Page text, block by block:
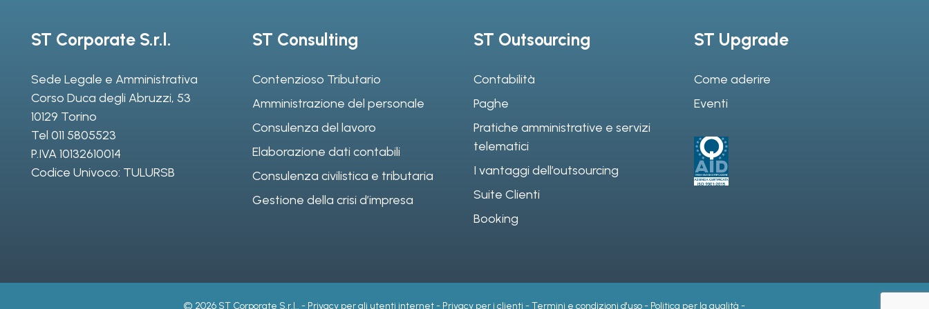
ST Corporate S.r.l.
Sede Legale e Amministrativa
Corso Duca degli Abruzzi, 53
10129 Torino
Tel 011 5805523
P.IVA 10132610014
Codice Univoco: TULURSB
ST Consulting
Contenzioso Tributario
Amministrazione del personale
Consulenza del lavoro
Elaborazione dati contabili
Consulenza civilistica e tributaria
Gestione della crisi d’impresa
ST Outsourcing
Contabilità
Paghe
Pratiche amministrative e servizi
telematici
I vantaggi dell’outsourcing
Suite Clienti
Booking
ST Upgrade
Come aderire
Eventi
© 2026 ST Corporate S.r.l.. - Privacy per gli utenti internet- Privacy per i clienti -Termini e condizioni d'uso- Politica per la qualità -